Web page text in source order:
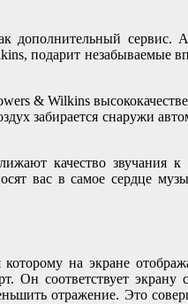
дополнительный сервис.
подарит незабываемые
& Wilkins
забирается снаружи
качество звучания к
вас в самое сердце
на экране
Он соответствует экрану
отражение. Это